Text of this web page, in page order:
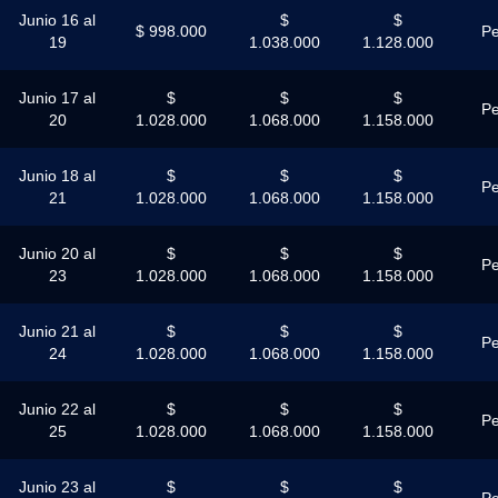
Junio 16 al
19
$ 998.000
$
1.038.000
$
1.128.000
Junio 17 al
20
$
1.028.000
$
1.068.000
$
1.158.000
Junio 18 al
21
$
1.028.000
$
1.068.000
$
1.158.000
Junio 20 al
23
$
1.028.000
$
1.068.000
$
1.158.000
Junio 21 al
24
$
1.028.000
$
1.068.000
$
1.158.000
Junio 22 al
25
$
1.028.000
$
1.068.000
$
1.158.000
Junio 23 al $ $ $